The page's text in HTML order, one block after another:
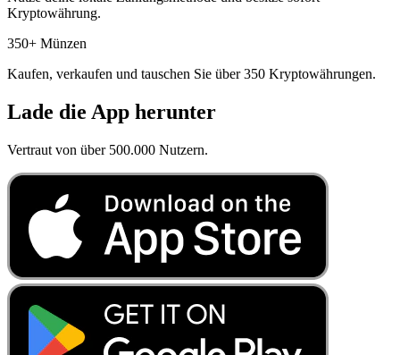
Kryptowährung.
350+ Münzen
Kaufen, verkaufen und tauschen Sie über 350 Kryptowährungen.
Lade die App herunter
Vertraut von über 500.000 Nutzern.